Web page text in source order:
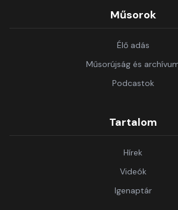
Műsorok
Élő adás
Műsorújság és
Podcastok
Tartalom
Hírek
Videók
Igenaptár